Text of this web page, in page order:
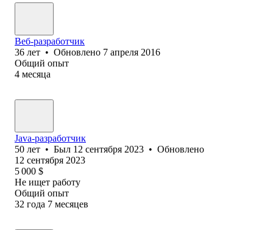
Веб-разработчик
36 лет • Обновлено 7 апреля 2016
Общий опыт
4 месяца
Java-разработчик
50 лет • Был 12 сентября 2023 • Обновлено
12 сентября 2023
5 000 $
Не ищет работу
Общий опыт
32 года 7 месяцев